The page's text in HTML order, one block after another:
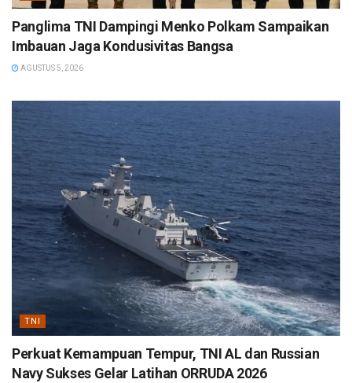
Panglima TNI Dampingi Menko Polkam Sampaikan
Imbauan Jaga Kondusivitas Bangsa
AGUSTUS 5, 2026
TNI
Perkuat Kemampuan Tempur, TNI AL dan Russian
Navy Sukses Gelar Latihan ORRUDA 2026